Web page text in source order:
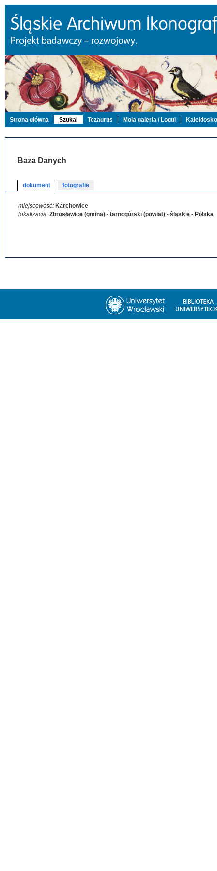
Strona główna Szukaj Tezaurus Moja galeria / Loguj
Baza Danych
dokument fotografie
miejscowość: Karchowice
lokalizacja: Zbrosławice (gmina) - tarnogórski (powiat) - śląskie - Polska